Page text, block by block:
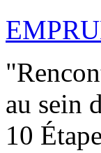
au sein
10